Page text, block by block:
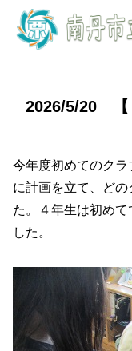
2026/5/20 【
今年度初めてのク
に計画を立て、ど
た。４年生は初め
した。